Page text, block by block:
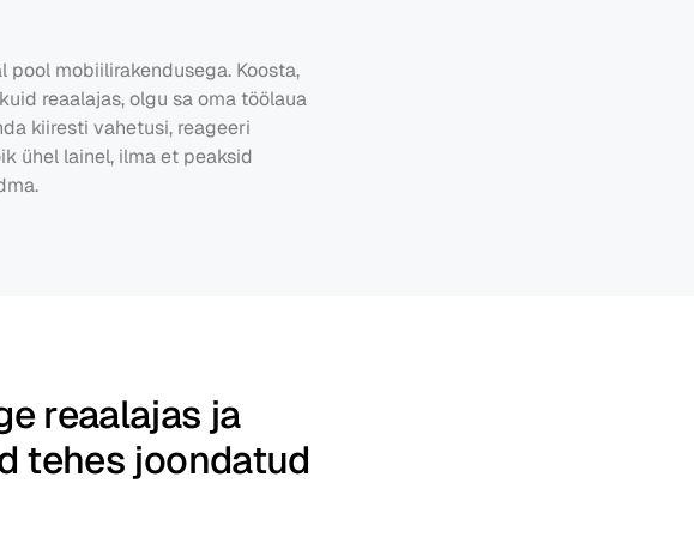
pool mobiilirakendusega. Koosta,
reaalajas, olgu sa oma töölaua
kiiresti vahetusi, reageeri
ühel lainel, ilma et peaksid
reaalajas ja
tehes joondatud